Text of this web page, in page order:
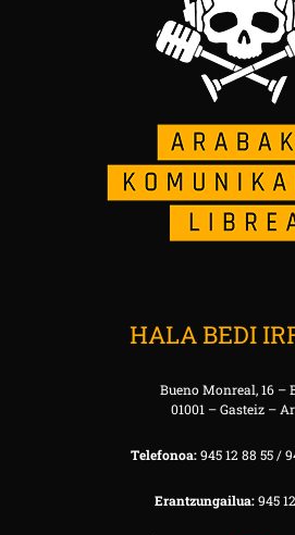
HALA BEDI
Bueno Monreal, 16 –
01001 – Gasteiz –
Telefonoa:945 12 88 55 /
Erantzungailua:945